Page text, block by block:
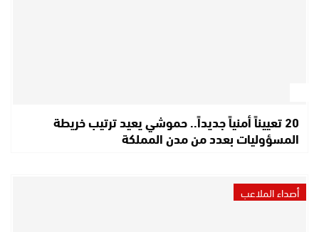
20 تعييناً أمنياً جديداً.. حموشي يعيد ترتيب خريطة
المسؤوليات بعدد من مدن المملكة
أصداء الملاعب